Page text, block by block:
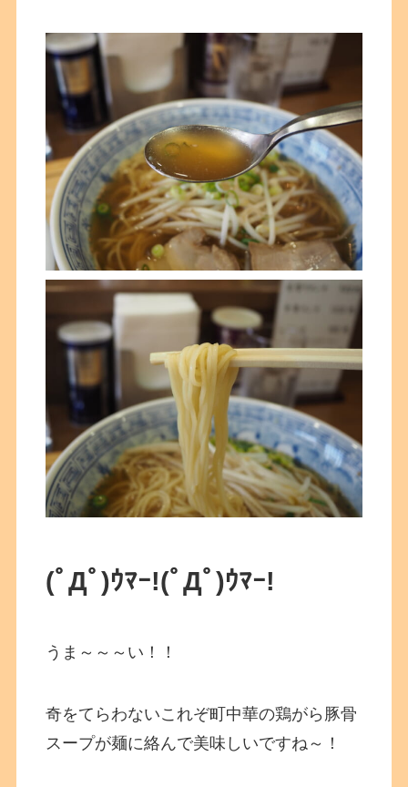
(ﾟДﾟ)ｳﾏｰ!(ﾟДﾟ)ｳﾏｰ!
うま～～～い！！
奇をてらわないこれぞ町中華の鶏がら豚骨
スープが麺に絡んで美味しいですね～！